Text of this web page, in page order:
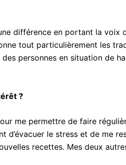
différence en portant la
tout particulièrement les
personnes en situation de
?
me permettre de faire
le stress et de me
recettes. Mes deux